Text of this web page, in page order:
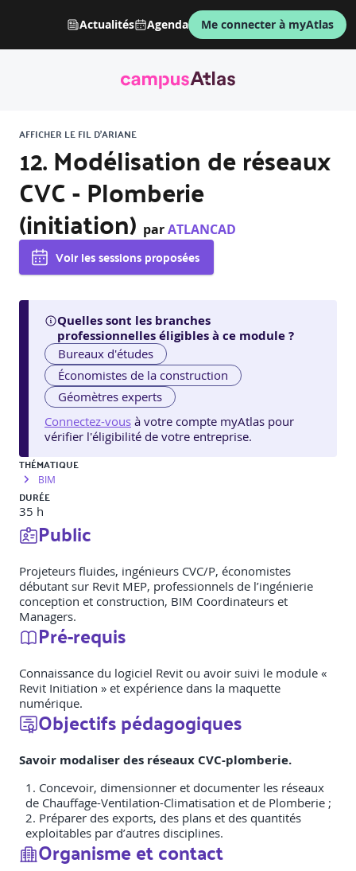
Actualités Agenda Me connecter à myAtlas
AFFICHER LE FIL D'ARIANE
12. Modélisation de réseaux
CVC - Plomberie
(initiation) parATLANCAD
Voir les sessions proposées
Quelles sont les branches
professionnelles éligibles à ce module ?
Bureaux d'études
Économistes de la construction
Géomètres experts
Connectez-vous à votre compte myAtlas pour
vérifier l'éligibilité de votre entreprise.
THÉMATIQUE
BIM
DURÉE
35 h
Public
Projeteurs fluides, ingénieurs CVC/P, économistes
débutant sur Revit MEP, professionnels de l’ingénierie
conception et construction, BIM Coordinateurs et
Managers.
Pré-requis
Connaissance du logiciel Revit ou avoir suivi le module «
Revit Initiation » et expérience dans la maquette
numérique.
Objectifs pédagogiques
Savoir modaliser des réseaux CVC-plomberie.
Concevoir, dimensionner et documenter les réseaux
de Chauffage-Ventilation-Climatisation et de Plomberie ;
Préparer des exports, des plans et des quantités
exploitables par d’autres disciplines.
Organisme et contact